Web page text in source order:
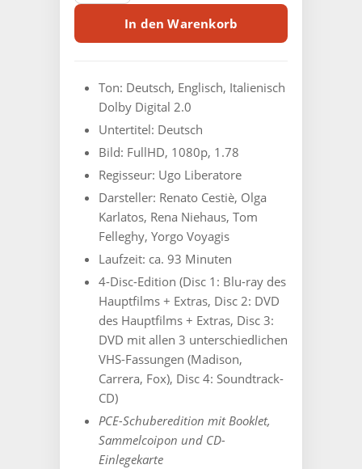
Ton: ‎ Deutsch, Englisch, Italienisch
Dolby Digital 2.0
Untertitel: Deutsch
Bild: ‎FullHD, 1080p, 1.78
Regisseur: ‎ Ugo Liberatore
Darsteller: ‎ Renato Cestiè, Olga
Karlatos, Rena Niehaus, Tom
Felleghy, Yorgo Voyagis
Laufzeit: ‎ ca. 93 Minuten
4-Disc-Edition (Disc 1: Blu-ray des
Hauptfilms + Extras, Disc 2: DVD
des Hauptfilms + Extras, Disc 3:
DVD mit allen 3 unterschiedlichen
VHS-Fassungen (Madison,
Carrera, Fox), Disc 4: Soundtrack-
CD)
PCE-Schuberedition mit Booklet,
Sammelcoipon und CD-
Einlegekarte
-
Wiege
PCE
500
Stück,
mit
Booklet
Sammelcoupon
Menge
In den Warenkorb